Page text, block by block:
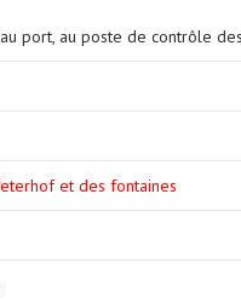
port, au poste de contrôle
et des fontaines